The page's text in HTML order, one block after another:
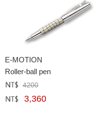
E-MOTION
Roller-ball pen
定價﹕4200
網購﹕ 3,360